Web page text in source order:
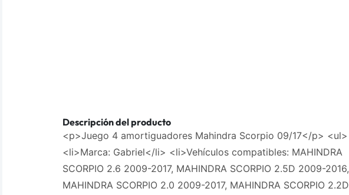
Descripción del producto
<p>Juego 4 amortiguadores Mahindra Scorpio 09/17</p> <ul>
<li>Marca: Gabriel</li> <li>Vehículos compatibles: MAHINDRA
SCORPIO 2.6 2009-2017, MAHINDRA SCORPIO 2.5D 2009-2016,
MAHINDRA SCORPIO 2.0 2009-2017, MAHINDRA SCORPIO 2.2D